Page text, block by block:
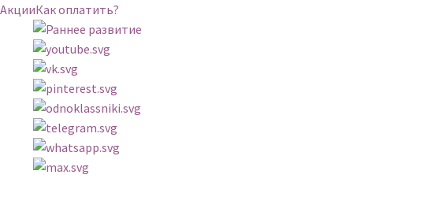
АкцииКак оплатить?